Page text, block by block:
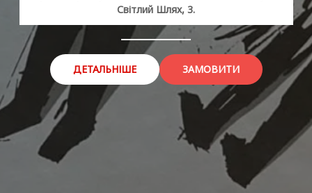
Світлий Шлях, 3.
ДЕТАЛЬНІШЕ ЗАМОВИТИ